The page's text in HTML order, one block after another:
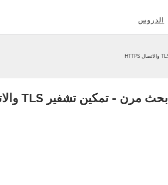
الدروس
بحث مرن - تمكين تشفير TLS والاتصال HTTPS